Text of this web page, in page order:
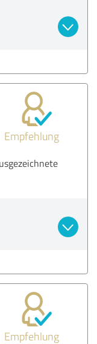
Empfehlung
Empfehlung